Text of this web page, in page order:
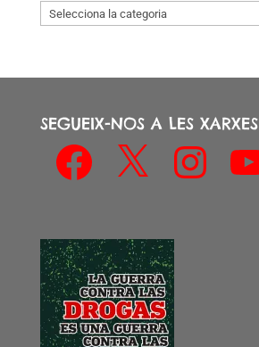
Arxiu
per
SEGUEIX-NOS A LES XARXES
Facebook Instagram